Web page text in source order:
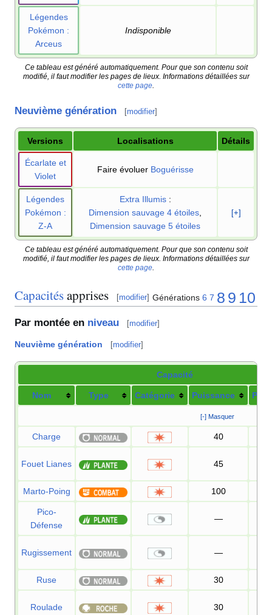
Légendes
Pokémon :
Arceus
Indisponible
Ce tableau est généré automatiquement. Pour que son contenu soit
modifié, il faut modifier les pages de lieux. Informations détaillées sur
cette page
Neuvième génération [modifier]
Versions Localisations Détails
Écarlate et
Violet
Faire évoluer Boguérisse
Légendes
Pokémon :
Z-A
Extra Illumis :
Dimension sauvage 4 étoiles
Dimension sauvage 5 étoiles
[+]
Ce tableau est généré automatiquement. Pour que son contenu soit
modifié, il faut modifier les pages de lieux. Informations détaillées sur
cette page
Capacitésapprises [modifier] Générations 6 7 8 9 10
Par montée en niveau [modifier]
Neuvième génération [modifier]
Capacité
Nom Type Catégorie Puissance
[-] Masquer
Charge 40
Fouet Lianes 45
Marto-Poing 100
Pico-
Défense
—
Rugissement —
Ruse 30
Roulade 30